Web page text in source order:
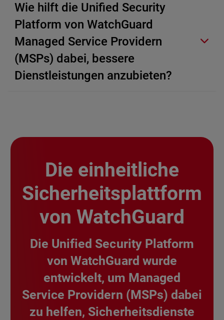
Wie hilft die Unified Security
Platform von WatchGuard
Managed Service Providern
(MSPs) dabei, bessere
Dienstleistungen anzubieten?
Die einheitliche
Sicherheitsplattform
von WatchGuard
Die Unified Security Platform
von WatchGuard wurde
entwickelt, um Managed
Service Providern (MSPs) dabei
zu helfen, Sicherheitsdienste